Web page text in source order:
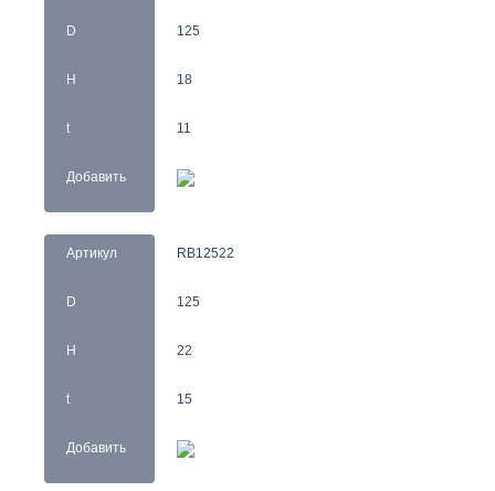
D
H
t
Добавить
125
18
11
Артикул
D
H
t
Добавить
RB12522
125
22
15